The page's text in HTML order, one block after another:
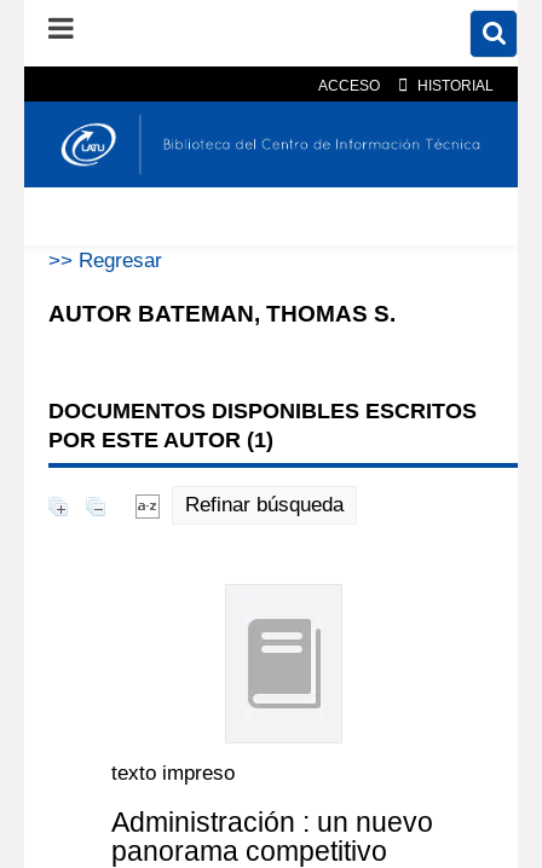
ACCESO HISTORIAL
En el catálogo En el sitio
>> Regresar
AUTOR BATEMAN, THOMAS S.
DOCUMENTOS DISPONIBLES ESCRITOS
POR ESTE AUTOR (1)
Refinar búsqueda
texto impreso
Administración : un nuevo
panorama competitivo